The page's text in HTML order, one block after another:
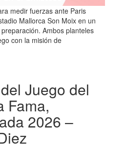
medir fuerzas ante Paris
Mallorca Son Moix en un
Ambos planteles
con la misión de
Juego del
Fama,
2026 –